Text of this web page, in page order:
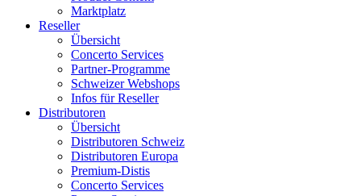
Marktplatz
Reseller
Übersicht
Concerto Services
Partner-Programme
Schweizer Webshops
Infos für Reseller
Distributoren
Übersicht
Distributoren Schweiz
Distributoren Europa
Premium-Distis
Concerto Services